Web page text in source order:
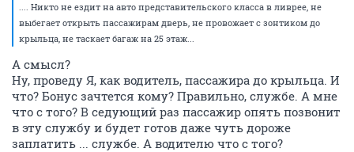
.... Никто не ездит на авто представительского класса в ливрее, не
выбегает открыть пассажирам дверь, не провожает с зонтиком до
крыльца, не таскает багаж на 25 этаж...
А смысл?
Ну, проведу Я, как водитель, пассажира до крыльца. И
что? Бонус зачтется кому? Правильно, службе. А мне
что с того? В седующий раз пассажир опять позвонит
в эту службу и будет готов даже чуть дороже
заплатить ... службе. А водителю что с того?